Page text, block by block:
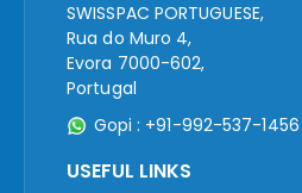
SWISSPAC PORTUGUESE,
Rua do Muro 4,
Evora 7000-602,
Portugal
Gopi : +91-992-537-1456
USEFUL LINKS